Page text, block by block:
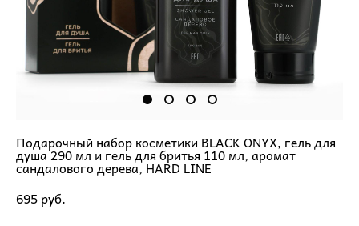
Подарочный набор косметики BLACK ONYX, гель для
душа 290 мл и гель для бритья 110 мл, аромат
сандалового дерева, HARD LINE
695 pуб.